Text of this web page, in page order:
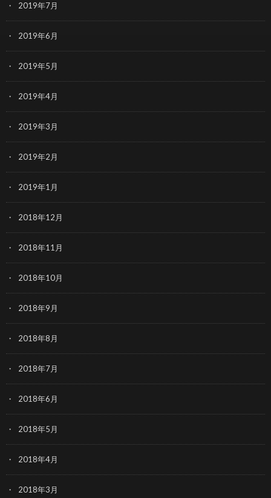
2019年7月
2019年6月
2019年5月
2019年4月
2019年3月
2019年2月
2019年1月
2018年12月
2018年11月
2018年10月
2018年9月
2018年8月
2018年7月
2018年6月
2018年5月
2018年4月
2018年3月